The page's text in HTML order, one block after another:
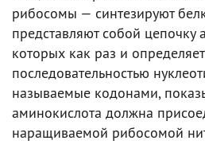
рибосомы — синтезируют
представляют собой цепочку
которых как раз и
последовательностью
называемые кодонами,
аминокислота должна
наращиваемой рибосомой